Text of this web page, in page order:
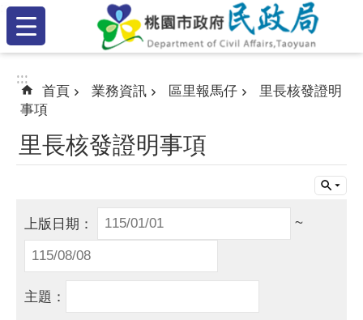
跳到主要內容區塊
:::
:::
:::
首頁 業務資訊 區里報馬仔
里長核發證明
事項
里長核發證明事項
~